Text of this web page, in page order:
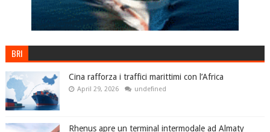
BRI
Cina rafforza i traffici marittimi con l’Africa
April 29, 2026 undefined
Rhenus apre un terminal intermodale ad Almaty